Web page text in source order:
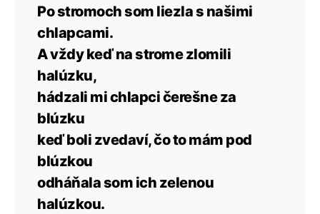
Po stromoch som liezla s našimi
chlapcami.
A vždy keď na strome zlomili
halúzku,
hádzali mi chlapci čerešne za
blúzku
keď boli zvedaví, čo to mám pod
blúzkou
odháňala som ich zelenou
halúzkou.